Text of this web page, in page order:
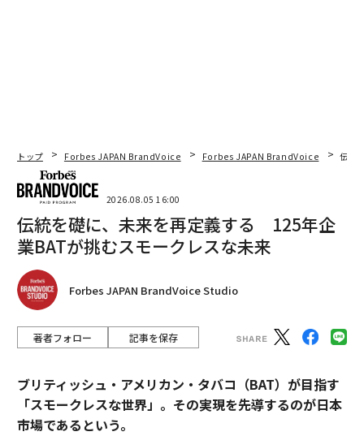
トップ Forbes JAPAN BrandVoice Forbes JAPAN BrandVoice 伝統
2026.08.05 16:00
伝統を礎に、未来を再定義する 125年企
業BATが挑むスモークレスな未来
Forbes JAPAN BrandVoice Studio
著者フォロー 記事を保存
ブリティッシュ・アメリカン・タバコ（BAT）が目指す
「スモークレスな世界」。その実現を先導するのが日本
市場であるという。